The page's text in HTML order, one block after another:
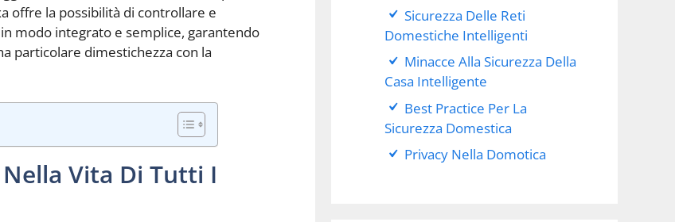
offre la possibilità di controllare e
modo integrato e semplice, garantendo
particolare dimestichezza con la
Vita Di Tutti I
Sicurezza Delle Reti
Domestiche Intelligenti
Minacce Alla Sicurezza Della
Casa Intelligente
Best Practice Per La
Sicurezza Domestica
Privacy Nella Domotica